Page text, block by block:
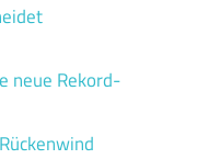
neue Rekord-